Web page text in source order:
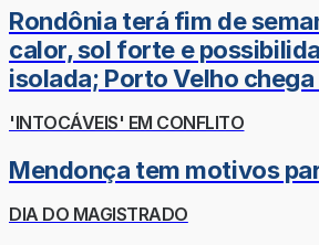
Rondônia terá fim de
calor, sol forte e
isolada; Porto Velho chega
'INTOCÁVEIS' EM CONFLITO
Mendonça tem motivos
DIA DO MAGISTRADO